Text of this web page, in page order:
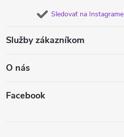
Sledovať na Instagrame
Služby zákazníkom
O nás
Facebook